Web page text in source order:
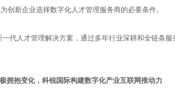
创新企业选择数字化人才管理服务商的必要条件。
代人才管理解决方案，通过多年行业深耕和全链条
拥抱变化，科锐国际构建数字化产业互联网推动力